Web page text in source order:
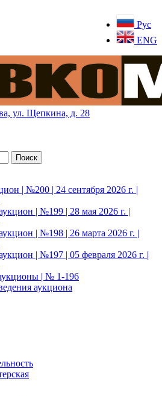
Рус
ENG
ул. Щепкина, д. 28
| №200 | 24 сентября 2026 г. |
| №199 | 28 мая 2026 г. |
| №198 | 26 марта 2026 г. |
| №197 | 05 февраля 2026 г. |
| № 1-196
аукциона